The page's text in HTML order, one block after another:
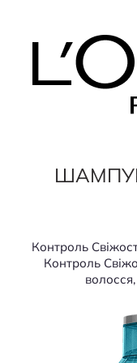
Контроль
Контроль